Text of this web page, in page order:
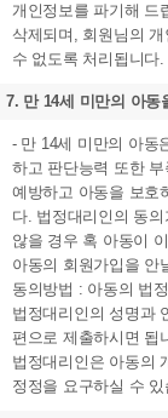
개인정보를 파기해 드
삭제되며, 회원님의
수 없도록 처리됩니다.
7. 만 14세 미만의 아동
- 만 14세 미만의 아동
하고 판단능력 또한
예방하고 아동을 보호
다. 법정대리인의 동
않을 경우 혹 아동이
아동의 회원가입을 안
동의방법 : 아동의 법
법정대리인의 성명과
편으로 제출하시면 됩
법정대리인은 아동의
정정을 요구하실 수 있